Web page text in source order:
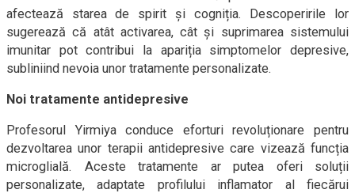
afectează starea de spirit și cogniția. Descoperirile lor
sugerează că atât activarea, cât și suprimarea sistemului
imunitar pot contribui la apariția simptomelor depresive,
subliniind nevoia unor tratamente personalizate.
Noi tratamente antidepresive
Profesorul Yirmiya conduce eforturi revoluționare pentru
dezvoltarea unor terapii antidepresive care vizează funcția
microglială. Aceste tratamente ar putea oferi soluții
personalizate, adaptate profilului inflamator al fiecărui